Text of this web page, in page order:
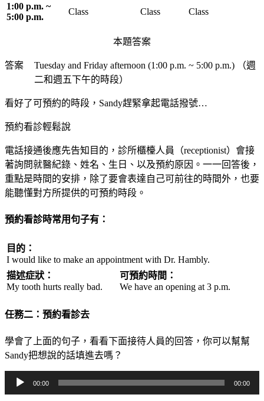
1:00 p.m. ~
5:00 p.m.
Class Class Class
本題答案
答案
Tuesday and Friday afternoon (1:00 p.m. ~ 5:00 p.m.) （週
二和週五下午的時段）
看好了可預約的時段，Sandy趕緊拿起電話撥號…
預約看診輕鬆說
電話接通後應先告知目的，診所櫃檯人員（receptionist）會接
著詢問就醫紀錄、姓名、生日、以及預約原因。一一回答後，
重點是時間的安排，除了要會表達自己可前往的時間外，也要
能聽懂對方所提供的可預約時段。
預約看診時常用句子有：
目的：
I would like to make an appointment with Dr. Hambly.
描述症狀：
My tooth hurts really bad.
可預約時間：
We have an opening at 3 p.m.
任務二：預約看診去
學會了上面的句子，看看下面接待人員的回答，你可以幫幫
Sandy把想說的話填進去嗎？
訊
00:00 00:00